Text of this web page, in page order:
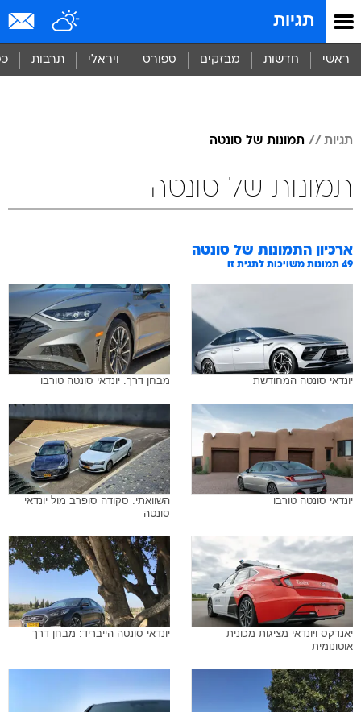
תגיות
ראשי חדשות מבזקים ספורט ויראלי תרבות
תגיות תמונות של סונטה
תמונות של סונטה
ארכיון התמונות של סונטה
49 תמונות משויכות לתגית זו
יונדאי סונטה המחודשת מבחן דרך: יונדאי סונטה טורבו
יונדאי סונטה טורבו
השוואתי: סקודה סופרב מול יונדאי
סונטה
יאנדקס ויונדאי מציגות מכונית
אוטונומית
יונדאי סונטה הייבריד: מבחן דרך